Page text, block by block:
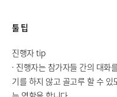
툴 팁
진행자 tip
· 진행자는 참가자들 간의 대화
기를 하지 않고 골고루 할 수